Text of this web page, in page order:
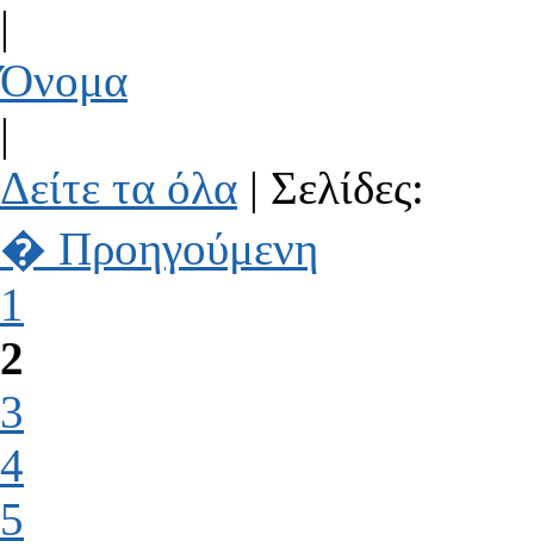
|
Όνομα
|
Δείτε τα όλα | Σελίδες:
� Προηγούμενη
1
2
3
4
5